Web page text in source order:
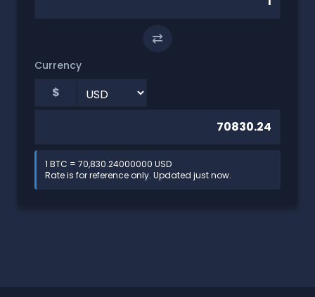
⇄
Currency
$
1 BTC = 70,830.24000000 USD
Rate is for reference only. Updated just now.